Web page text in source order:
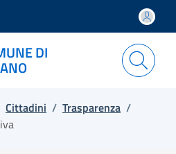
DI
Cittadini / Trasparenza /